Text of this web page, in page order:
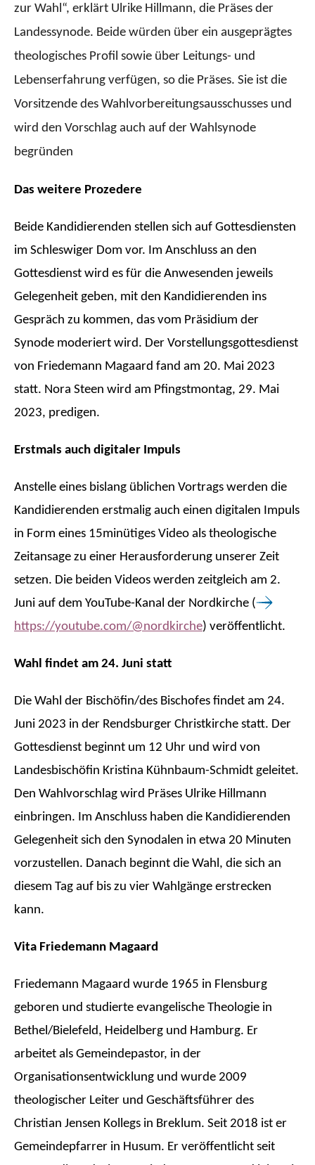
zur Wahl“, erklärt Ulrike Hillmann, die Präses der
Landessynode. Beide würden über ein ausgeprägtes
theologisches Profil sowie über Leitungs- und
Lebenserfahrung verfügen, so die Präses. Sie ist die
Vorsitzende des Wahlvorbereitungsausschusses und
wird den Vorschlag auch auf der Wahlsynode
begründen
Das weitere Prozedere
Beide Kandidierenden stellen sich auf Gottesdiensten
im Schleswiger Dom vor. Im Anschluss an den
Gottesdienst wird es für die Anwesenden jeweils
Gelegenheit geben, mit den Kandidierenden ins
Gespräch zu kommen, das vom Präsidium der
Synode moderiert wird. Der Vorstellungsgottesdienst
von Friedemann Magaard fand am 20. Mai 2023
statt. Nora Steen wird am Pfingstmontag, 29. Mai
2023, predigen.
Erstmals auch digitaler Impuls
Anstelle eines bislang üblichen Vortrags werden die
Kandidierenden erstmalig auch einen digitalen Impuls
in Form eines 15minütiges Video als theologische
Zeitansage zu einer Herausforderung unserer Zeit
setzen. Die beiden Videos werden zeitgleich am 2.
Juni auf dem YouTube-Kanal der Nordkirche (
https://youtube.com/@nordkirche) veröffentlicht.
Wahl findet am 24. Juni statt
Die Wahl der Bischöfin/des Bischofes findet am 24.
Juni 2023 in der Rendsburger Christkirche statt. Der
Gottesdienst beginnt um 12 Uhr und wird von
Landesbischöfin Kristina Kühnbaum-Schmidt geleitet.
Den Wahlvorschlag wird Präses Ulrike Hillmann
einbringen. Im Anschluss haben die Kandidierenden
Gelegenheit sich den Synodalen in etwa 20 Minuten
vorzustellen. Danach beginnt die Wahl, die sich an
diesem Tag auf bis zu vier Wahlgänge erstrecken
kann.
Vita Friedemann Magaard
Friedemann Magaard wurde 1965 in Flensburg
geboren und studierte evangelische Theologie in
Bethel/Bielefeld, Heidelberg und Hamburg. Er
arbeitet als Gemeindepastor, in der
Organisationsentwicklung und wurde 2009
theologischer Leiter und Geschäftsführer des
Christian Jensen Kollegs in Breklum. Seit 2018 ist er
Gemeindepfarrer in Husum. Er veröffentlicht seit